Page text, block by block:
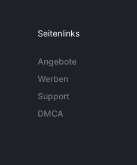
Seitenlinks
Angebote
Werben
Support
DMCA